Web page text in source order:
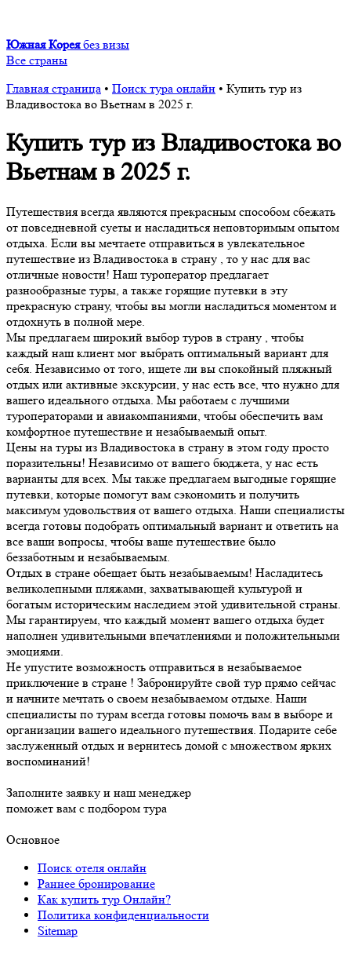
Южная Корея без визы
Все страны
Главная страница • Поиск тура онлайн • Купить тур из
Владивостока во Вьетнам в 2025 г.
Купить тур из Владивостока во
Вьетнам в 2025 г.
Путешествия всегда являются прекрасным способом сбежать
от повседневной суеты и насладиться неповторимым опытом
отдыха. Если вы мечтаете отправиться в увлекательное
путешествие из Владивостока в страну , то у нас для вас
отличные новости! Наш туроператор предлагает
разнообразные туры, а также горящие путевки в эту
прекрасную страну, чтобы вы могли насладиться моментом и
отдохнуть в полной мере.
Мы предлагаем широкий выбор туров в страну , чтобы
каждый наш клиент мог выбрать оптимальный вариант для
себя. Независимо от того, ищете ли вы спокойный пляжный
отдых или активные экскурсии, у нас есть все, что нужно для
вашего идеального отдыха. Мы работаем с лучшими
туроператорами и авиакомпаниями, чтобы обеспечить вам
комфортное путешествие и незабываемый опыт.
Цены на туры из Владивостока в страну в этом году просто
поразительны! Независимо от вашего бюджета, у нас есть
варианты для всех. Мы также предлагаем выгодные горящие
путевки, которые помогут вам сэкономить и получить
максимум удовольствия от вашего отдыха. Наши специалисты
всегда готовы подобрать оптимальный вариант и ответить на
все ваши вопросы, чтобы ваше путешествие было
беззаботным и незабываемым.
Отдых в стране обещает быть незабываемым! Насладитесь
великолепными пляжами, захватывающей культурой и
богатым историческим наследием этой удивительной страны.
Мы гарантируем, что каждый момент вашего отдыха будет
наполнен удивительными впечатлениями и положительными
эмоциями.
Не упустите возможность отправиться в незабываемое
приключение в стране ! Забронируйте свой тур прямо сейчас
и начните мечтать о своем незабываемом отдыхе. Наши
специалисты по турам всегда готовы помочь вам в выборе и
организации вашего идеального путешествия. Подарите себе
заслуженный отдых и вернитесь домой с множеством ярких
воспоминаний!
Заполните заявку и наш менеджер
поможет вам с подбором тура
Основное
Поиск отеля онлайн
Раннее бронирование
Как купить тур Онлайн?
Политика конфиденциальности
Sitemap